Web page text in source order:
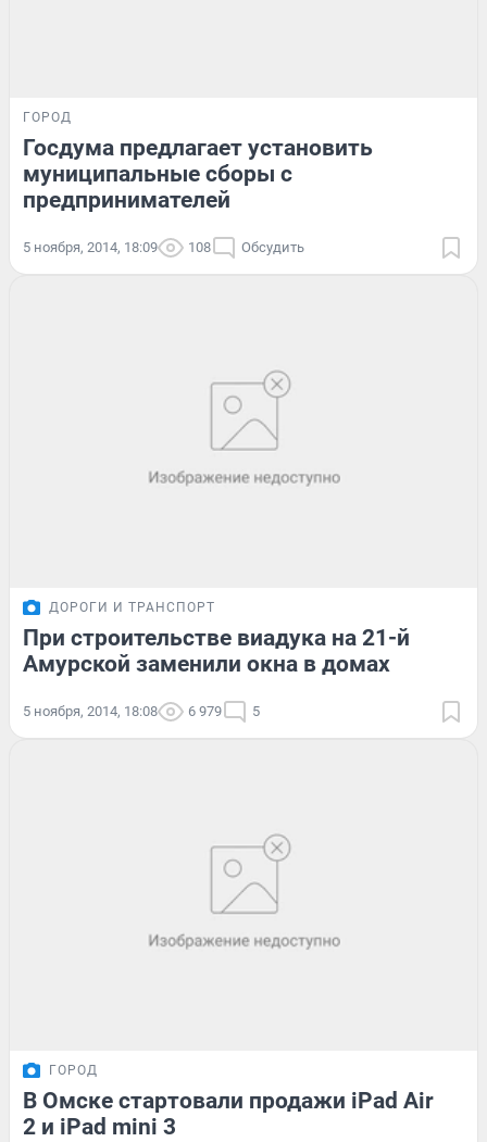
ГОРОД
Госдума предлагает установить
муниципальные сборы с
предпринимателей
5 ноября, 2014, 18:09 108 Обсудить
ДОРОГИ И ТРАНСПОРТ
При строительстве виадука на 21-й
Амурской заменили окна в домах
5 ноября, 2014, 18:08 6 979 5
ГОРОД
В Омске стартовали продажи iPad Air
2 и iPad mini 3